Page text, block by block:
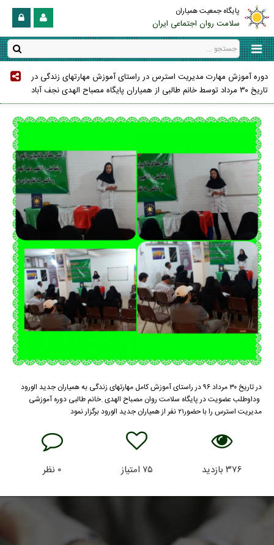
پایگاه جمعیت همیاران
سلامت روان اجتماعی ایران
دوره آموزش مهارت مدیریت استرس در راستای آموزش مهارتهای زندگی در
تاریخ ۳۰ مرداد توسط خانم طالبی از همیاران پایگاه مصباح الهدی نجف آباد
در تاریخ ۳۰ مرداد ۹۶ در راستای آموزش کامل مهارتهای زندگی به همیاران جدید الورود
وداوطلب عضویت در پایگاه سلامت روان مصباح الهدی .خانم طالبی دوره آموزشی
مدیریت استرس را با حضور۲۱ نفر از همیاران جدید الورود برگزار نمود
۳۷۶ بازدید ۷۵ امتیاز ۰ نظر